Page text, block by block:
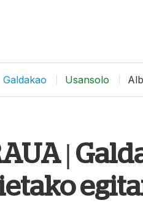
Galdakao Usansolo
|